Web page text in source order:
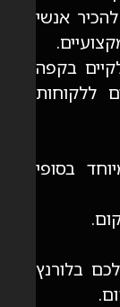
אנשי
בקפה
ללקוחות
בסופי
בלורנץ